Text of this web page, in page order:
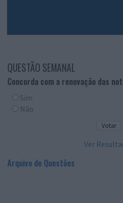
QUESTÃO SEMANAL
Concorda com a renovação das
Sim
Não
Ver
Arquivo de Questões